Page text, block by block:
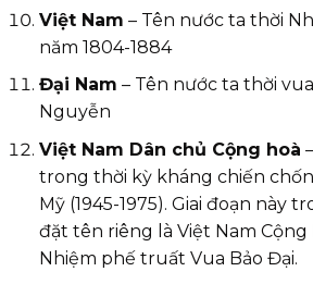
Việt Nam – Tên nước ta thời
năm 1804-1884
Đại Nam – Tên nước ta thời
Nguyễn
Việt Nam Dân chủ Cộng hoà
trong thời kỳ kháng chiến
Mỹ (1945-1975). Giai đoạn này
đặt tên riêng là Việt Nam
Nhiệm phế truất Vua Bảo Đại.